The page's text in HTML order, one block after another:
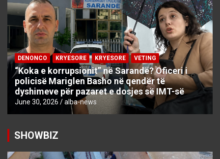
DENONCO KRYESORE KRYESORE VETING
“Koka e korrupsionit” në Sarandë? Oficeri i
policisë Mariglen Basho në qendër të
dyshimeve për pazaret e dosjes së IMT-së
June 30, 2026 alba-news
SHOWBIZ